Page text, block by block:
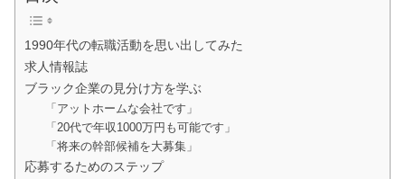
1990年代の転職活動を思い出してみた
求人情報誌
ブラック企業の見分け方を学ぶ
「アットホームな会社です」
「20代で年収1000万円も可能です」
「将来の幹部候補を大募集」
応募するためのステップ